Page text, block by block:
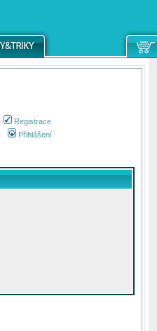
Registrace
Přihlášení